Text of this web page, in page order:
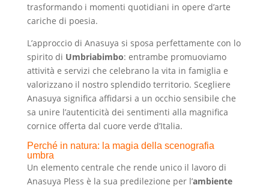
trasformando i momenti quotidiani in opere d’arte
cariche di poesia.
L’approccio di Anasuya si sposa perfettamente con lo
spirito di Umbriabimbo: entrambe promuoviamo
attività e servizi che celebrano la vita in famiglia e
valorizzano il nostro splendido territorio. Scegliere
Anasuya significa affidarsi a un occhio sensibile che
sa unire l’autenticità dei sentimenti alla magnifica
cornice offerta dal cuore verde d’Italia.
Perché in natura: la magia della scenografia
umbra
Un elemento centrale che rende unico il lavoro di
Anasuya Pless è la sua predilezione per l’ambiente